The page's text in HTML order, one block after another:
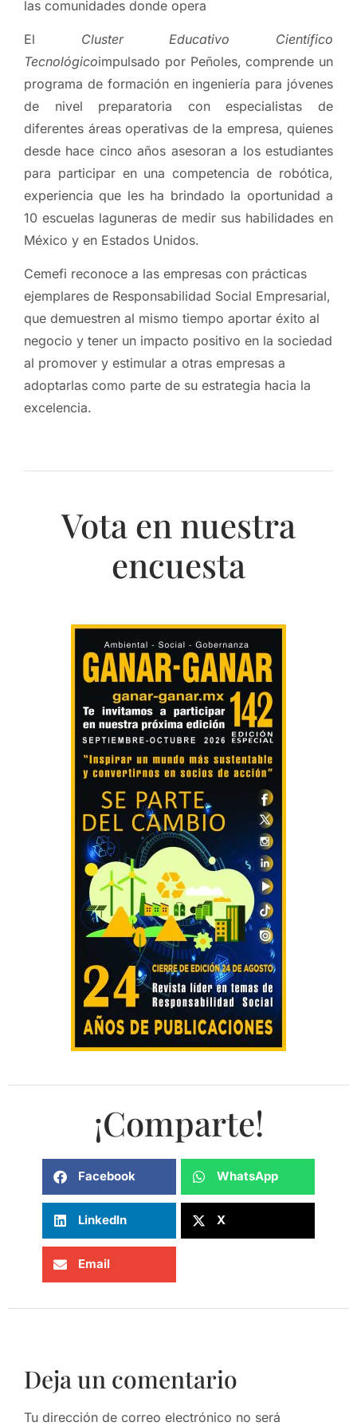
las comunidades donde opera
El Cluster Educativo Científico
Tecnológicoimpulsado por Peñoles, comprende un
programa de formación en ingeniería para jóvenes
de nivel preparatoria con especialistas de
diferentes áreas operativas de la empresa, quienes
desde hace cinco años asesoran a los estudiantes
para participar en una competencia de robótica,
experiencia que les ha brindado la oportunidad a
10 escuelas laguneras de medir sus habilidades en
México y en Estados Unidos.
Cemefi reconoce a las empresas con prácticas
ejemplares de Responsabilidad Social Empresarial,
que demuestren al mismo tiempo aportar éxito al
negocio y tener un impacto positivo en la sociedad
al promover y estimular a otras empresas a
adoptarlas como parte de su estrategia hacia la
excelencia.
Vota en nuestra
encuesta
¡Comparte!
Facebook WhatsApp
LinkedIn X
Email
Deja un comentario
Tu dirección de correo electrónico no será